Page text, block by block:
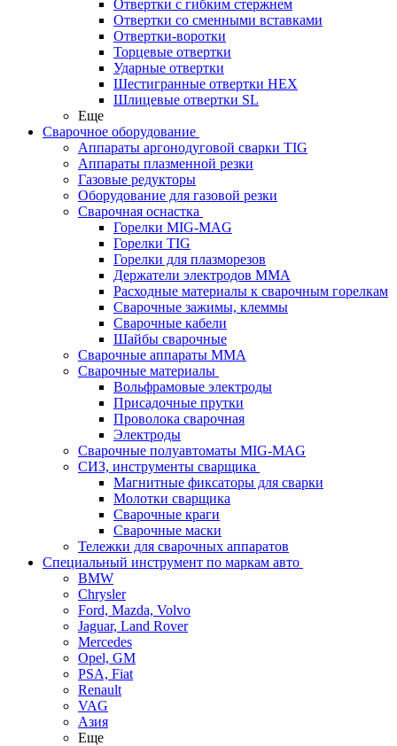
Отвертки с гибким стержнем
Отвертки со сменными вставками
Отвертки-воротки
Торцевые отвертки
Ударные отвертки
Шестигранные отвертки HEX
Шлицевые отвертки SL
Еще
Сварочное оборудование
Аппараты аргонодуговой сварки TIG
Аппараты плазменной резки
Газовые редукторы
Оборудование для газовой резки
Сварочная оснастка
Горелки MIG-MAG
Горелки TIG
Горелки для плазморезов
Держатели электродов ММА
Расходные материалы к сварочным горелкам
Сварочные зажимы, клеммы
Сварочные кабели
Шайбы сварочные
Сварочные аппараты MMA
Сварочные материалы
Вольфрамовые электроды
Присадочные прутки
Проволока сварочная
Электроды
Сварочные полуавтоматы MIG-MAG
СИЗ, инструменты сварщика
Магнитные фиксаторы для сварки
Молотки сварщика
Сварочные краги
Сварочные маски
Тележки для сварочных аппаратов
Специальный инструмент по маркам авто
BMW
Chrysler
Ford, Mazda, Volvo
Jaguar, Land Rover
Mercedes
Opel, GM
PSA, Fiat
Renault
VAG
Азия
Еще